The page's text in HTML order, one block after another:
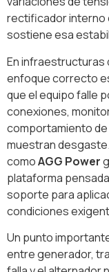
rectificador interno
sostiene esa
En infraestructuras
enfoque correcto
que el equipo falle
conexiones,
comportamiento
muestran
comoAGG Power
plataforma
soporte para
condiciones
Un punto
entre generador,